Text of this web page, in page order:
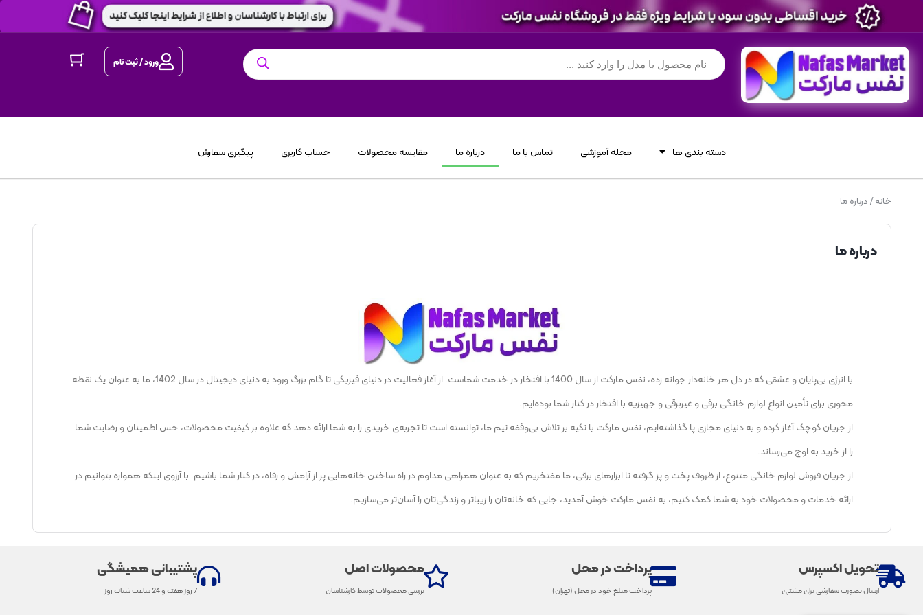
ورود / ثبت نام
دسته بندی ها مجله آموزشی تماس با ما درباره ما مقایسه محصولات حساب کاربری پیگیری سفارش
خانه/ درباره ما
درباره ما
با انرژی بی‌پایان و عشقی که در دل هر خانه‌دار جوانه زده، نفس مارکت از سال 1400 با افتخار در خدمت شماست. از آغاز فعالیت در دنیای فیزیکی تا گام بزرگ ورود به دنیای دیجیتال در سال 1402، ما به عنوان یک نقطه
محوری برای تأمین انواع لوازم خانگی برقی و غیربرقی و جهیزیه با افتخار در کنار شما بوده‌ایم.
از جریان کوچک آغاز کرده و به دنیای مجازی پا گذاشته‌ایم، نفس مارکت با تکیه بر تلاش بی‌وقفه تیم ما، توانسته است تا تجربه‌ی خریدی را به شما ارائه دهد که علاوه بر کیفیت محصولات، حس اطمینان و رضایت شما
را از خرید به اوج می‌رساند.
از جریان فروش لوازم خانگی متنوع، از ظروف پخت و پز گرفته تا ابزارهای برقی، ما مفتخریم که به عنوان همراهی مداوم در راه ساختن خانه‌هایی پر از آرامش و رفاه، در کنار شما باشیم. با آرزوی اینکه همواره بتوانیم در
ارائه خدمات و محصولات خود به شما کمک کنیم، به نفس مارکت خوش آمدید، جایی که خانه‌تان را زیباتر و زندگی‌تان را آسان‌تر می‌سازیم.
تحویل اکسپرس
ارسال بصورت سفارشی برای مشتری
پرداخت در محل
پرداخت مبلغ خود در محل (تهران)
محصولات اصل
بررسی محصولات توسط کارشناسان
پشتیبانی همیشگی
7 روز هفته و 24 ساعت شبانه روز